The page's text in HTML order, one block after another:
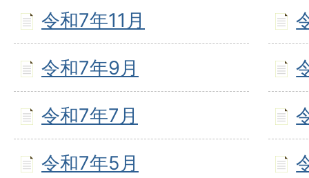
令和7年11月
令和7年9月
令和7年7月
令和7年5月